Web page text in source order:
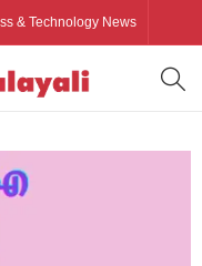
& Technology News